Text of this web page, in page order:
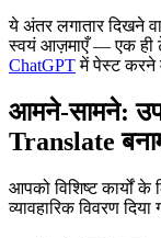
ये अंतर लगातार दिखने
स्वयं आज़माएँ — एक ही
ChatGPTमें पेस्ट करने
आमने-सामने:
Translate
आपको विशिष्ट कार्यों
व्यावहारिक विवरण दिया